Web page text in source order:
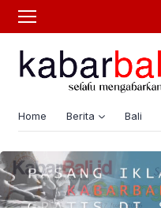
Home Berita Bali